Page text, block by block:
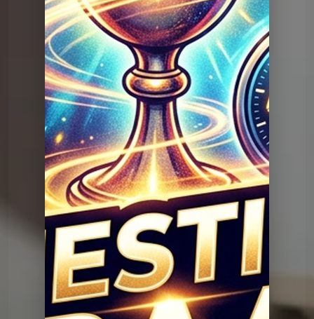
Question Graal Graal V2 - 95 musique
Question Graal Graal V2 - 94 musique
Question Graal Graal V2 - 93 musique
Question Graal Graal V2 - 92 série
Question Graal Graal V2 - 91 musique